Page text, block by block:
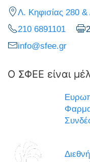
Λ. Κηφισίας 280 &
210 6891101
info@sfee.gr
Ο ΣΦΕΕ είναι